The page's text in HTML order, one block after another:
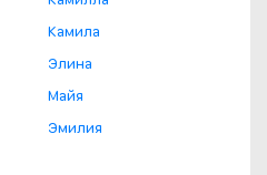
Камила
Элина
Майя
Эмилия